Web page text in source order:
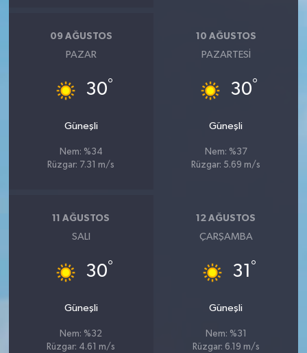
09 AĞUSTOS
PAZAR
30°
Güneşli
Nem: %34
Rüzgar: 7.31 m/s
10 AĞUSTOS
PAZARTESI
30°
Güneşli
Nem: %37
Rüzgar: 5.69 m/s
11 AĞUSTOS
SALI
30°
Güneşli
Nem: %32
Rüzgar: 4.61 m/s
12 AĞUSTOS
ÇARŞAMBA
31 °
Güneşli
Nem: %31
Rüzgar: 6.19 m/s